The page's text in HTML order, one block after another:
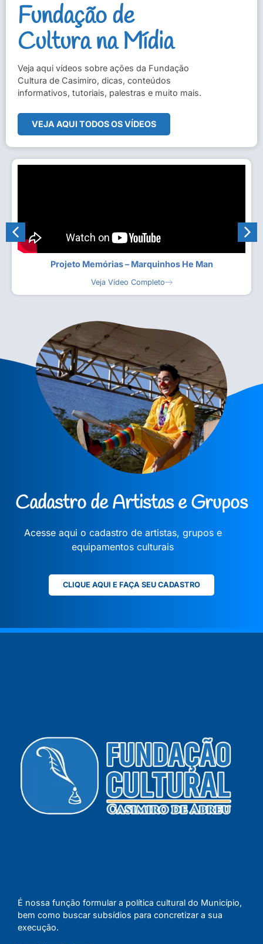
Fundação de
Cultura na Mídia
Veja aqui vídeos sobre ações da Fundação
Cultura de Casimiro, dicas, conteúdos
informativos, tutoriais, palestras e muito mais.
VEJA AQUI TODOS OS VÍDEOS
Projeto Memórias – Marquinhos He Man
Veja Vídeo Completo
Cadastro de Artistas e Grupos
Acesse aqui o cadastro de artistas, grupos e
equipamentos culturais
CLIQUE AQUI E FAÇA SEU CADASTRO
É nossa função formular a política cultural do Município,
bem como buscar subsídios para concretizar a sua
execução.